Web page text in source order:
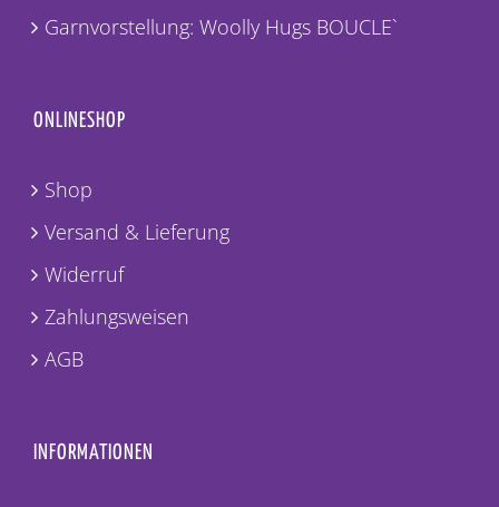
Garnvorstellung: Woolly Hugs BOUCLE`
ONLINESHOP
Shop
Versand & Lieferung
Widerruf
Zahlungsweisen
AGB
INFORMATIONEN